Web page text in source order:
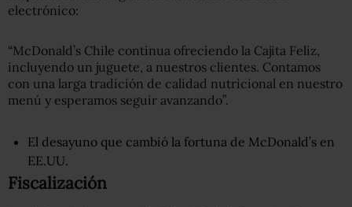
electrónico:
“McDonald’s Chile continua ofreciendo la Cajita Feliz,
incluyendo un juguete, a nuestros clientes. Contamos
con una larga tradición de calidad nutricional en nuestro
menú y esperamos seguir avanzando”.
El desayuno que cambió la fortuna de McDonald’s en
EE.UU.
Fiscalización